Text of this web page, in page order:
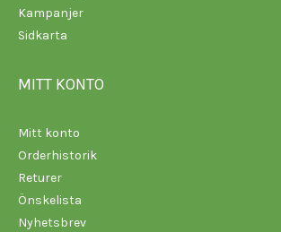
Kampanjer
Sidkarta
MITT KONTO
Mitt konto
Orderhistorik
Returer
Önskelista
Nyhetsbrev